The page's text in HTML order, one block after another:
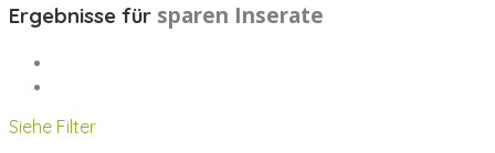
Ergebnisse für sparen Inserate
Siehe Filter